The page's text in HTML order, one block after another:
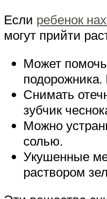
Если ребенок
могут прийти
Может
подорожника.
Снимать
зубчик
Можно
солью.
Укушенные
раствором